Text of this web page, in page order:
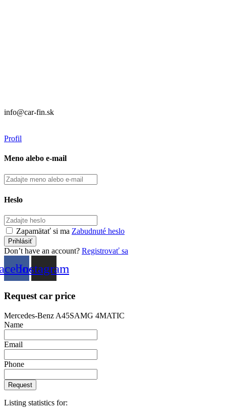
info@car-fin.sk
Profil
Meno alebo e-mail
Heslo
Zapamätať si ma Zabudnuté heslo
Don’t have an account? Registrovať sa
Instagram
Request car price
Mercedes-Benz A45SAMG 4MATIC
Name
Email
Phone
Request
Listing statistics for: